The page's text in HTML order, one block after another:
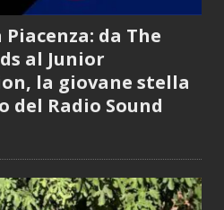
Piacenza: da The
al Junior
la giovane stella
del Radio Sound